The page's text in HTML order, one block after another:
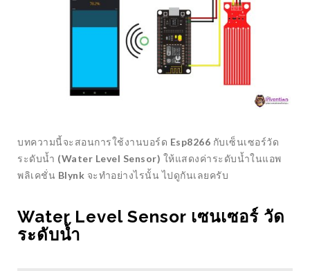
บทความนี้จะสอนการใช้งานบอร์ด Esp8266 กับเซ็นเซอร์วัด
ระดับน้ำ (Water Level Sensor) ให้แสดงค่าระดับน้ำในแอพ
พลิเคชั่น Blynk จะทำอย่างไรนั้น ไปดูกันเลยครับ
Water Level Sensor เซนเซอร์ วัด
ระดับน้ำ